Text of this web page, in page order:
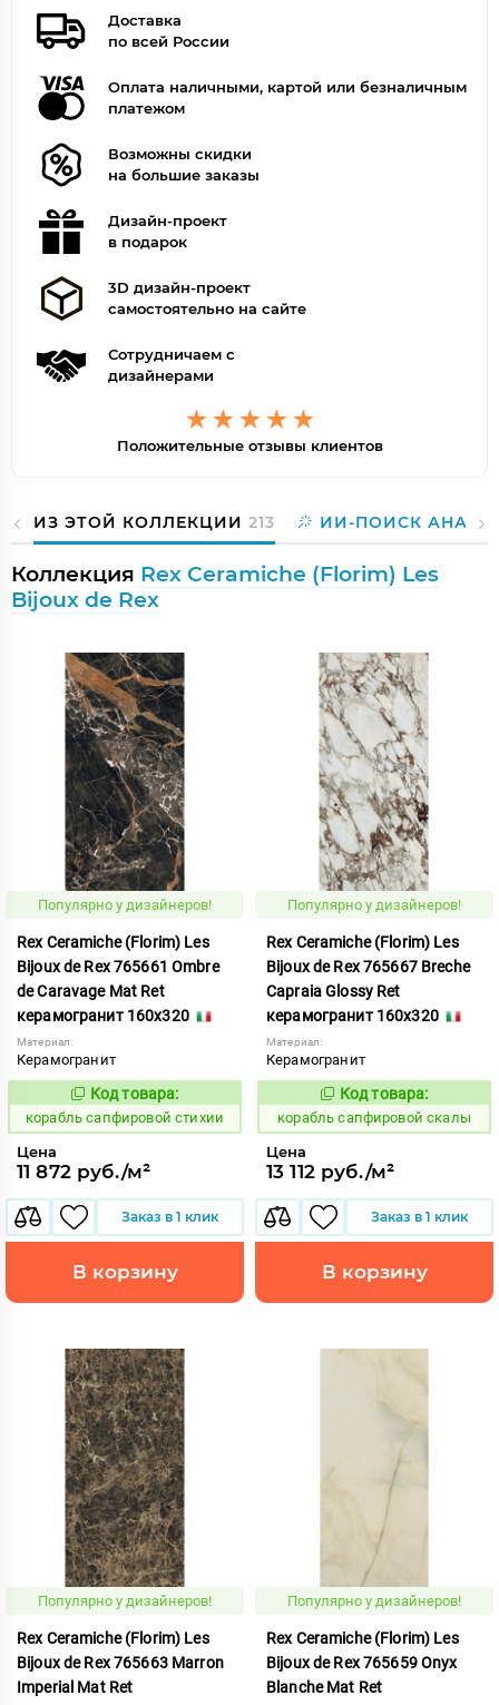
Доставка
по всей России
Оплата наличными, картой или безналичным
платежом
Возможны скидки
на большие заказы
Дизайн-проект
в подарок
3D дизайн-проект
самостоятельно на сайте
Сотрудничаем с
дизайнерами
Положительные отзывы клиентов
ИЗ ЭТОЙ КОЛЛЕКЦИИ 213 ИИ-ПОИСК
Коллекция Rex Ceramiche (Florim) Les
Bijoux de Rex
Популярно у дизайнеров!
Rex Ceramiche (Florim) Les
Bijoux de Rex 765661 Ombre
de Caravage Mat Ret
керамогранит 160x320
Материал:
Керамогранит
775848
Код товара:
корабль сапфировой стихии
Цена
11 872 руб./м²
Заказ в 1 клик
В корзину
Популярно у дизайнеров!
Rex Ceramiche (Florim) Les
Bijoux de Rex 765667 Breche
Capraia Glossy Ret
керамогранит 160x320
Материал:
Керамогранит
775841
Код товара:
корабль сапфировой скалы
Цена
13 112 руб./м²
Заказ в 1 клик
В корзину
Популярно у дизайнеров!
Rex Ceramiche (Florim) Les
Bijoux de Rex 765663 Marron
Imperial Mat Ret
Популярно у дизайнеров!
Rex Ceramiche (Florim) Les
Bijoux de Rex 765659 Onyx
Blanche Mat Ret